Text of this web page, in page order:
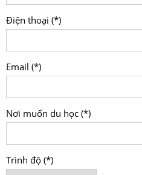
Điện thoại (*)
Email (*)
Nơi muốn du học (*)
Trình độ (*)